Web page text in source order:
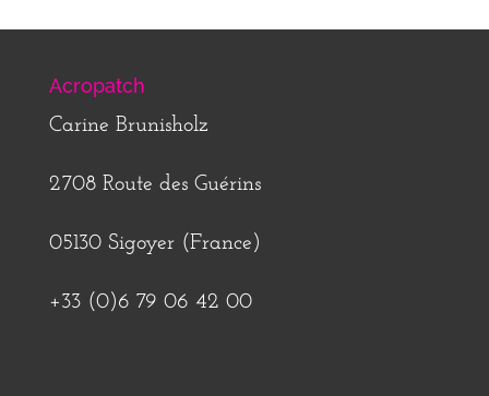
Acropatch
Carine Brunisholz
2708 Route des Guérins
05130 Sigoyer (France)
+33 (0)6 79 06 42 00